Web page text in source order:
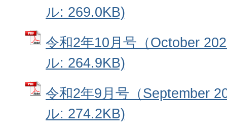
ル: 269.0KB)
令和2年10月号（October
ル: 264.9KB)
令和2年9月号（September
ル: 274.2KB)